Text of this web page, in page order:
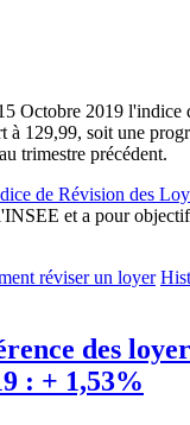
Octobre 2019 l'indice
à 129,99, soit une
trimestre précédent.
de Révision des
et a pour
réviser un loyer
des
: + 1,53%